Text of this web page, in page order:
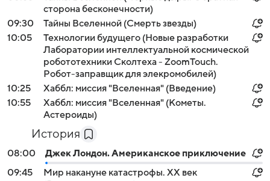
сторона бесконечности)
09:30
Тайны Вселенной (Смерть звезды)
10:05
Технологии будущего (Новые разработки
Лаборатории интеллектуальной космической
робототехники Сколтеха - ZoomTouch.
Робот-заправщик для элекромобилей)
10:25
Хаббл: миссия "Вселенная" (Введение)
10:55
Хаббл: миссия "Вселенная" (Кометы.
Астероиды)
История
08:00
Джек Лондон. Американское приключение
09:45
Мир накануне катастрофы. XX век